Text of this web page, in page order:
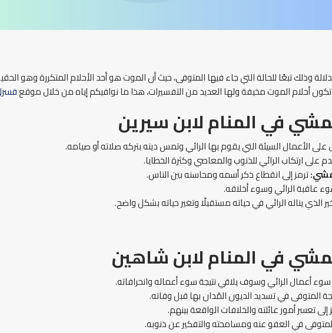
وذلك تبعًا للحالة التي جاء فيها المتوفى، حيث أن الموت هو أحد الأحلام المتكررة وهو
أحلام الموت مخيفة ولها العديد من التفسيرات، هذا ما نوافيكم إياه من خلال موقع
في المناملابن سيرين
على الأعمال السيئة التي يقوم بها الرائي وتمس دينه بتركه صلاته أو صيامه.
على ارتكاب الرائي للذنوب والمعاصي وكثرة الخطايا.
ترمز إلى انقطاع ذكر أسمه ومحاسنه بين الناس.
عاقبة الرائي وسوء أخلاقه.
الذي يناله الرائي في حياته مستقبلًا وتغير حياته بشكل واضح.
في المناملابن شاهين
أعمال الرائي وسوف يلاقي نتيجة سوء أعماله وانحرافاته.
المتوفى في تسديد الديون المُدان بها قبل وفاته.
إلى تعسر أمور عائلته والخلافات الواقعة بينهم.
في العفو عنه ومسامحته والتفكير عن ذنوبه.